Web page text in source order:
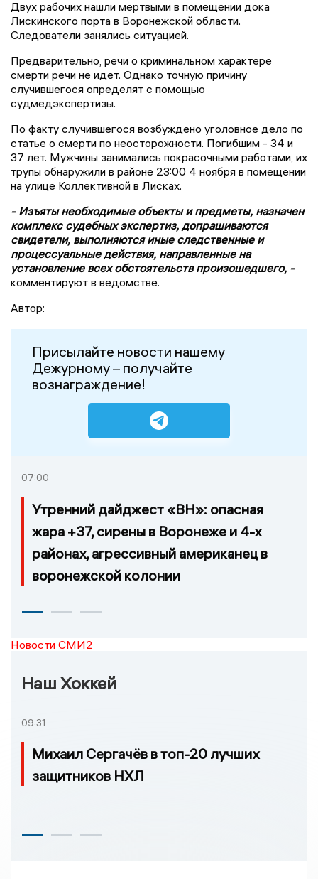
Двух рабочих нашли мертвыми в помещении дока
Лискинского порта в Воронежской области.
Следователи занялись ситуацией.
Предварительно, речи о криминальном характере
смерти речи не идет. Однако точную причину
случившегося определят с помощью
судмедэкспертизы.
По факту случившегося возбуждено уголовное дело по
статье о смерти по неосторожности. Погибшим - 34 и
37 лет. Мужчины занимались покрасочными работами, их
трупы обнаружили в районе 23:00 4 ноября в помещении
на улице Коллективной в Лисках.
- Изъяты необходимые объекты и предметы, назначен
комплекс судебных экспертиз, допрашиваются
свидетели, выполняются иные следственные и
процессуальные действия, направленные на
установление всех обстоятельств произошедшего, -
комментируют в ведомстве.
Автор:
Присылайте новости нашему
Дежурному – получайте
вознаграждение!
07:00
Утренний дайджест «ВН»: опасная
жара +37, сирены в Воронеже и 4-х
районах, агрессивный американец в
воронежской колонии
Новости СМИ2
Наш Хоккей
09:31
Михаил Сергачёв в топ-20 лучших
защитников НХЛ